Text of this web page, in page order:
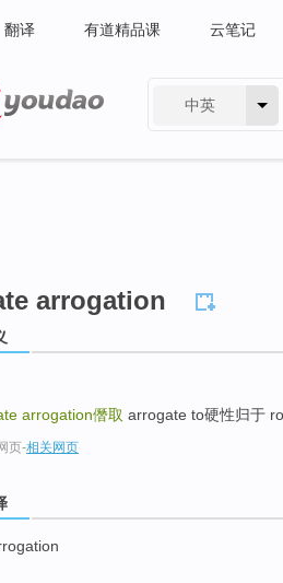
翻译 有道精品课 云笔记
中英
arrogation
arrogation僭取 arrogate to硬性归于
页-相关网页